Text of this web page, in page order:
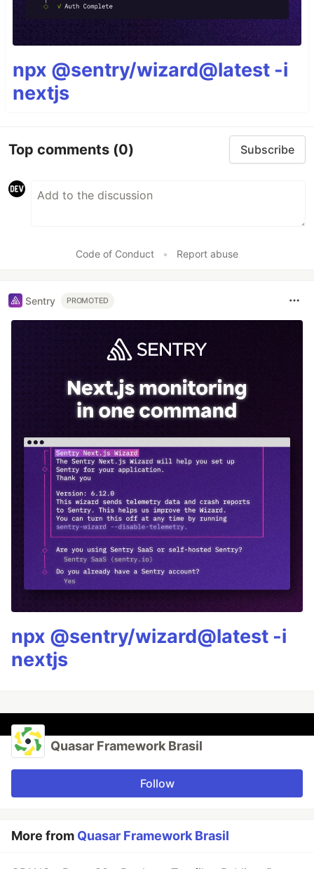
npx @sentry/wizard@latest -i
nextjs
Top comments (0) Subscribe
Code of Conduct • Report abuse
Sentry PROMOTED
npx @sentry/wizard@latest -i
nextjs
Quasar Framework Brasil
Follow
More from Quasar Framework Brasil